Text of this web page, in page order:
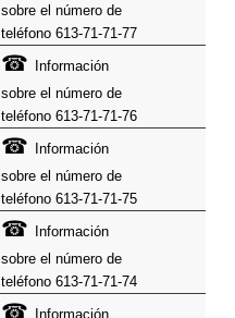
sobre el número de
teléfono 613-71-71-77
☎ Información
sobre el número de
teléfono 613-71-71-76
☎ Información
sobre el número de
teléfono 613-71-71-75
☎ Información
sobre el número de
teléfono 613-71-71-74
☎ Información